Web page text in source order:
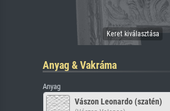
Anyag & Vakráma
Anyag
Vászon Leonardo (szatén)